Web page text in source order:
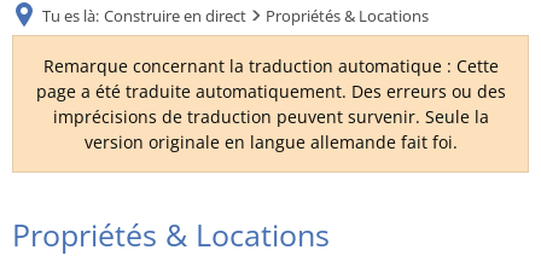
Tu es là: Construire en direct Propriétés & Locations
Remarque concernant la traduction automatique : Cette
page a été traduite automatiquement. Des erreurs ou des
imprécisions de traduction peuvent survenir. Seule la
version originale en langue allemande fait foi.
Propriétés
Propriétés & Locations